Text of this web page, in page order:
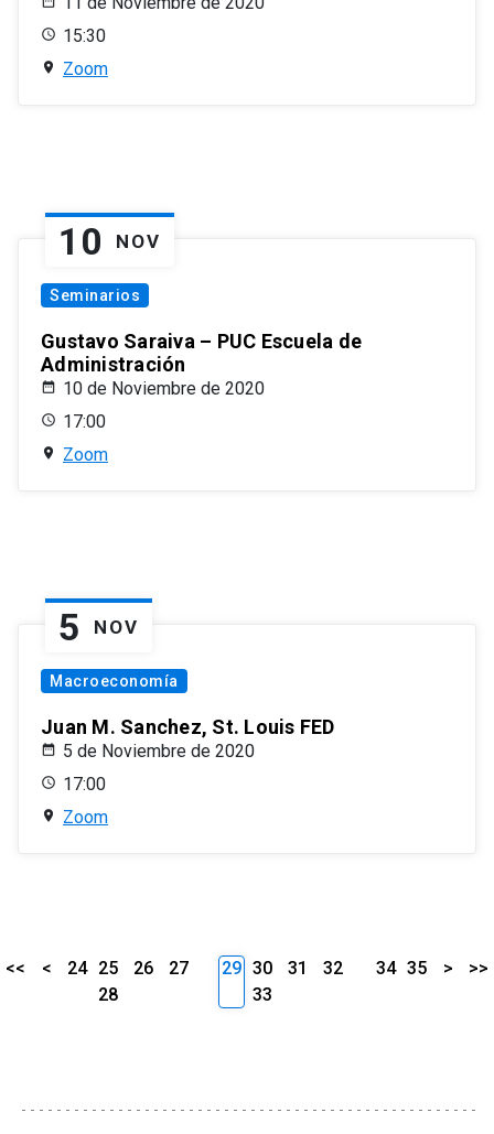
15:30
Zoom
10 NOV
Seminarios
Gustavo Saraiva – PUC Escuela de
Administración
10 de Noviembre de 2020
17:00
Zoom
5 NOV
Macroeconomía
Juan M. Sanchez, St. Louis FED
5 de Noviembre de 2020
17:00
Zoom
<< < 24 25 26
27
28
29 30 31
32
33
34 35 > >>